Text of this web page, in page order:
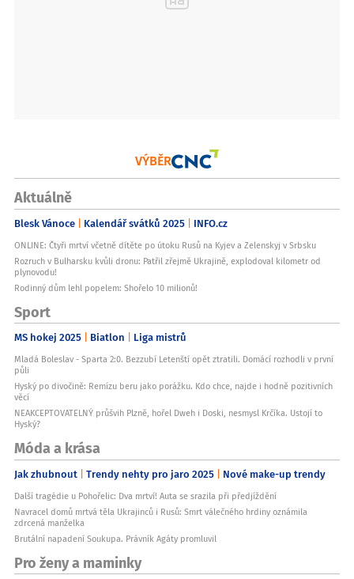
VÝBĚR
Aktuálně
Blesk Vánoce Kalendář svátků 2025 INFO.cz
ONLINE: Čtyři mrtví včetně dítěte po útoku Rusů na Kyjev a Zelenskyj v Srbsku
Rozruch v Bulharsku kvůli dronu: Patřil zřejmě Ukrajině, explodoval kilometr od
plynovodu!
Rodinný dům lehl popelem: Shořelo 10 milionů!
Sport
MS hokej 2025 Biatlon Liga mistrů
Mladá Boleslav - Sparta 2:0. Bezzubí Letenští opět ztratili. Domácí rozhodli v první
půli
Hyský po divočině: Remízu beru jako porážku. Kdo chce, najde i hodně pozitivních
věcí
NEAKCEPTOVATELNÝ průšvih Plzně, hořel Dweh i Doski, nesmysl Krčíka. Ustojí to
Hyský?
Móda a krása
Jak zhubnout Trendy nehty pro jaro 2025 Nové make-up trendy
Další tragédie u Pohořelic: Dva mrtví! Auta se srazila při předjíždění
Navracel domů mrtvá těla Ukrajinců i Rusů: Smrt válečného hrdiny oznámila
zdrcená manželka
Brutální napadení Soukupa. Právník Agáty promluvil
Pro ženy a maminky